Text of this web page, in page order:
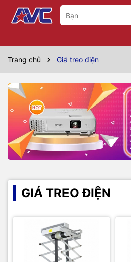
Trang chủ Giá treo điện
GIÁ TREO ĐIỆN